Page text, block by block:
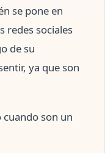
se pone en
redes sociales
de su
ya que son
cuando son un